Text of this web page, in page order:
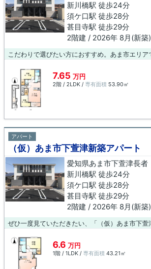
新川橋駅 徒歩24分
須ケ口駅 徒歩28分
甚目寺駅 徒歩29分
2階建 / 2026年 8月(新築)
7.65 万円
2階 / 2LDK / 専有面積 53.90㎡
アパート
（仮）あま市下萱津新築アパート
愛知県あま市下萱津長者
新川橋駅 徒歩24分
須ケ口駅 徒歩28分
甚目寺駅 徒歩29分
2階建 / 2026年 8月(新築)
6.6 万円
1階 / 1LDK / 専有面積 43.21㎡